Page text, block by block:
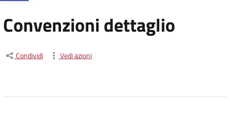
Convenzioni dettaglio
Condividi Vedi azioni